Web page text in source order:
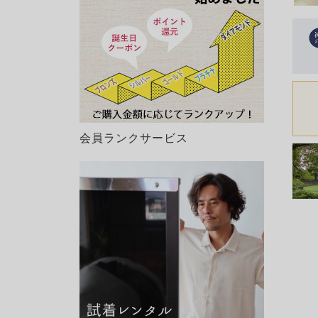
会員ランクサービス